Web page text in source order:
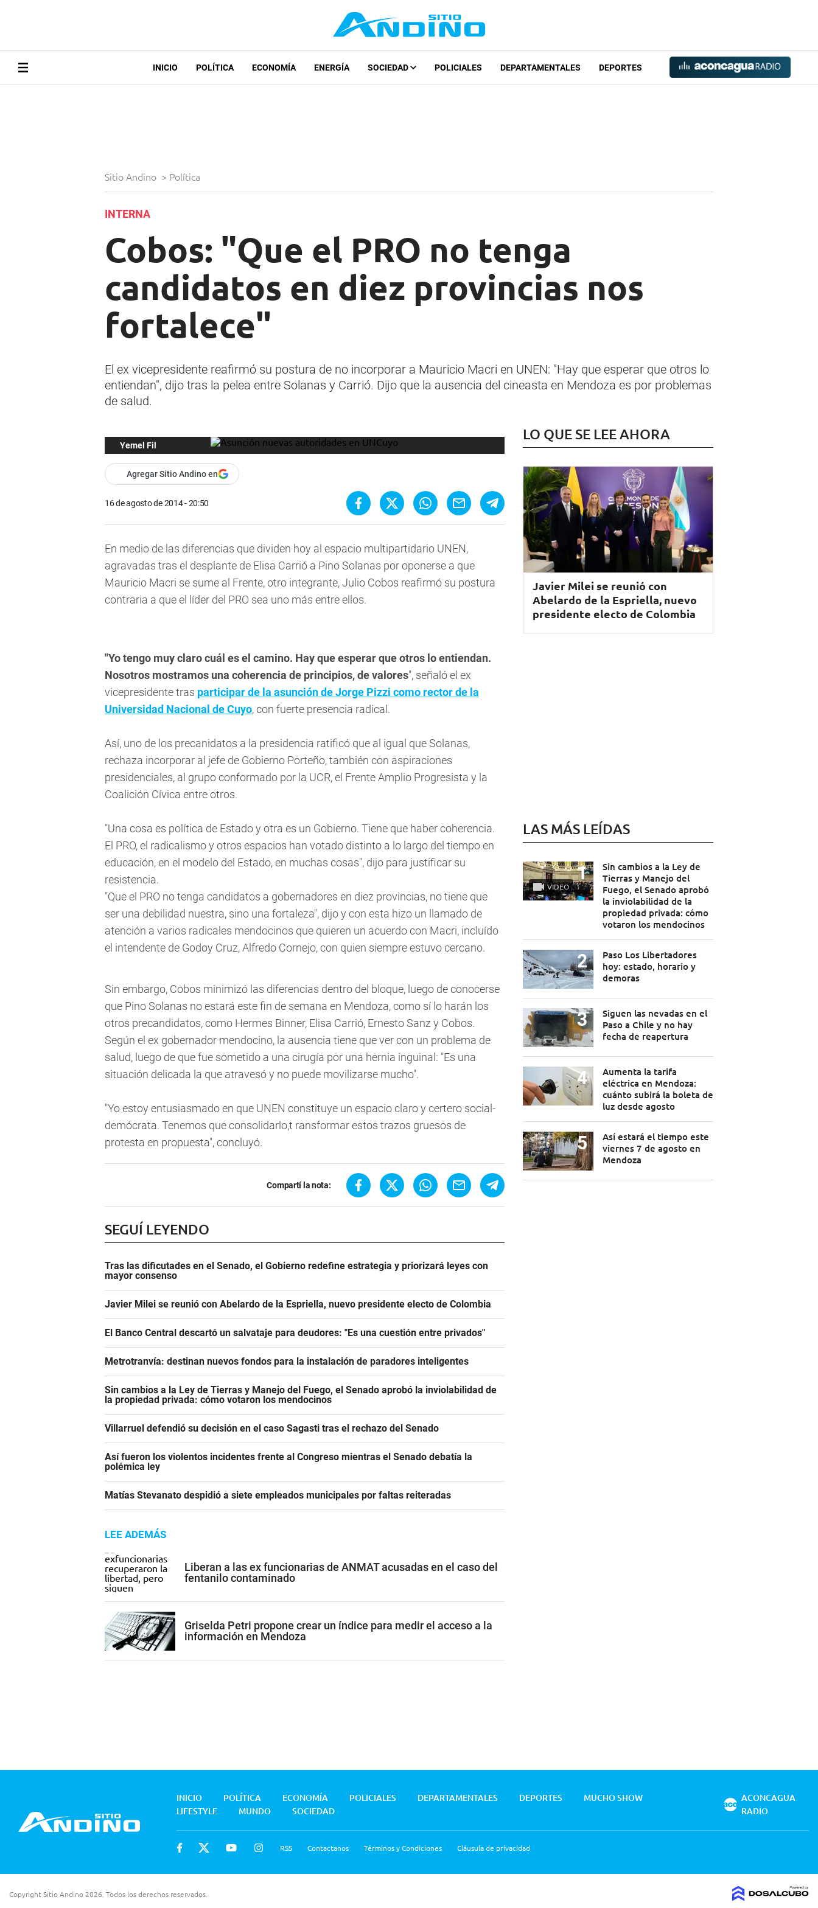
INICIO POLÍTICA ECONOMÍA ENERGÍA SOCIEDAD POLICIALES DEPARTAMENTALES DEPORTES
Sitio Andino > Política
INTERNA
Cobos: "Que el PRO no tenga
candidatos en diez provincias nos
fortalece"
El ex vicepresidente reafirmó su postura de no incorporar a Mauricio Macri en UNEN: "Hay que esperar que otros lo
entiendan", dijo tras la pelea entre Solanas y Carrió. Dijo que la ausencia del cineasta en Mendoza es por problemas
de salud.
Yemel Fil
Agregar Sitio Andino en
16 de agosto de 2014 - 20:50
En medio de las diferencias que dividen hoy al espacio multipartidario UNEN,
agravadas tras el desplante de Elisa Carrió a Pino Solanas por oponerse a que
Mauricio Macri se sume al Frente, otro integrante, Julio Cobos reafirmó su postura
contraria a que el líder del PRO sea uno más entre ellos.
"Yo tengo muy claro cuál es el camino. Hay que esperar que otros lo entiendan.
Nosotros mostramos una coherencia de principios, de valores", señaló el ex
vicepresidente tras participar de la asunción de Jorge Pizzi como rector de la
Universidad Nacional de Cuyo, con fuerte presencia radical.
Así, uno de los precanidatos a la presidencia ratificó que al igual que Solanas,
rechaza incorporar al jefe de Gobierno Porteño, también con aspiraciones
presidenciales, al grupo conformado por la UCR, el Frente Amplio Progresista y la
Coalición Cívica entre otros.
"Una cosa es política de Estado y otra es un Gobierno. Tiene que haber coherencia.
El PRO, el radicalismo y otros espacios han votado distinto a lo largo del tiempo en
educación, en el modelo del Estado, en muchas cosas", dijo para justificar su
resistencia.
"Que el PRO no tenga candidatos a gobernadores en diez provincias, no tiene que
ser una debilidad nuestra, sino una fortaleza", dijo y con esta hizo un llamado de
atención a varios radicales mendocinos que quieren un acuerdo con Macri, incluído
el intendente de Godoy Cruz, Alfredo Cornejo, con quien siempre estuvo cercano.
Sin embargo, Cobos minimizó las diferencias dentro del bloque, luego de conocerse
que Pino Solanas no estará este fin de semana en Mendoza, como sí lo harán los
otros precandidatos, como Hermes Binner, Elisa Carrió, Ernesto Sanz y Cobos.
Según el ex gobernador mendocino, la ausencia tiene que ver con un problema de
salud, luego de que fue sometido a una cirugía por una hernia inguinal: "Es una
situación delicada la que atravesó y no puede movilizarse mucho".
"Yo estoy entusiasmado en que UNEN constituye un espacio claro y certero social-
demócrata. Tenemos que consolidarlo,t ransformar estos trazos gruesos de
protesta en propuesta", concluyó.
Compartí la nota:
SEGUÍ LEYENDO
Tras las dificutades en el Senado, el Gobierno redefine estrategia y priorizará leyes con
mayor consenso
Javier Milei se reunió con Abelardo de la Espriella, nuevo presidente electo de Colombia
El Banco Central descartó un salvataje para deudores: "Es una cuestión entre privados"
Metrotranvía: destinan nuevos fondos para la instalación de paradores inteligentes
Sin cambios a la Ley de Tierras y Manejo del Fuego, el Senado aprobó la inviolabilidad de
la propiedad privada: cómo votaron los mendocinos
Villarruel defendió su decisión en el caso Sagasti tras el rechazo del Senado
Así fueron los violentos incidentes frente al Congreso mientras el Senado debatía la
polémica ley
Matías Stevanato despidió a siete empleados municipales por faltas reiteradas
LEE ADEMÁS
Liberan a las ex funcionarias de ANMAT acusadas en el caso del
fentanilo contaminado
Griselda Petri propone crear un índice para medir el acceso a la
información en Mendoza
LO QUE SE LEE AHORA
Javier Milei se reunió con
Abelardo de la Espriella, nuevo
presidente electo de Colombia
LAS MÁS LEÍDAS
VIDEO
Sin cambios a la Ley de
Tierras y Manejo del
Fuego, el Senado aprobó
la inviolabilidad de la
propiedad privada: cómo
votaron los mendocinos
Paso Los Libertadores
hoy: estado, horario y
demoras
Siguen las nevadas en el
Paso a Chile y no hay
fecha de reapertura
Aumenta la tarifa
eléctrica en Mendoza:
cuánto subirá la boleta de
luz desde agosto
Así estará el tiempo este
viernes 7 de agosto en
Mendoza
INICIO POLÍTICA ECONOMÍA POLICIALES DEPARTAMENTALES DEPORTES
MUCHO SHOW
LIFESTYLE
MUNDO SOCIEDAD
RSS Contactanos Términos y Condiciones Cláusula de privacidad
ACONCAGUA
RADIO
Copyright Sitio Andino 2026. Todos los derechos reservados.